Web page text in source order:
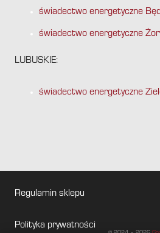
świadectwo energetyczne
świadectwo energetyczne
LUBUSKIE:
świadectwo energetyczne
Regulamin sklepu
Polityka prywatności